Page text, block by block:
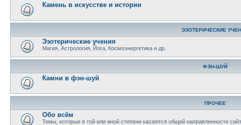
Камень в искусстве и истории
ЭЗОТЕРИЧЕСКИЕ
Эзотерические учения
Магия, Астрология, Йога, Космоэнергетика и др.
ФЭН-ШУЙ
Камни в фэн-шуй
ПРОЧЕЕ
Обо всём
Темы, которые в той или иной степени касаются общей направленности